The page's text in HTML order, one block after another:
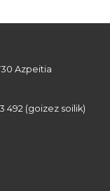
Azpeitia
492 (goizez soilik)